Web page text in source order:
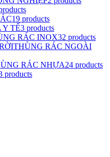
19 products
Y TẾ3 products
RÁC INOX32 products
THÙNG RÁC NGOÀI
RÁC NHỰA24 products
products